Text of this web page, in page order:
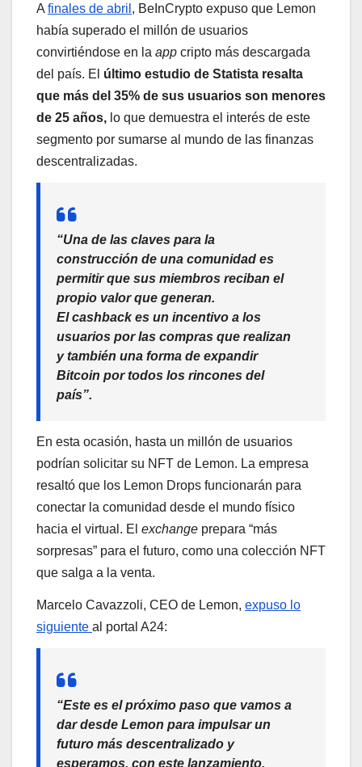
A finales de abril , BeInCrypto expuso que Lemon
había superado el millón de usuarios
convirtiéndose en la app cripto más descargada
del país. El último estudio de Statista resalta
que más del 35% de sus usuarios son menores
de 25 años, lo que demuestra el interés de este
segmento por sumarse al mundo de las finanzas
descentralizadas.
“Una de las claves para la
construcción de una comunidad es
permitir que sus miembros reciban el
propio valor que generan.
Elcashbackes un incentivo a los
usuarios por las compras que realizan
y también una forma de expandir
Bitcoin por todos los rincones del
país”.
En esta ocasión, hasta un millón de usuarios
podrían solicitar su NFT de Lemon. La empresa
resaltó que los Lemon Drops funcionarán para
conectar la comunidad desde el mundo físico
hacia el virtual. El exchange prepara “más
sorpresas” para el futuro, como una colección NFT
que salga a la venta.
Marcelo Cavazzoli, CEO de Lemon, expuso lo
siguiente al portal A24:
“Este es el próximo paso que vamos a
dar desde Lemon para impulsar un
futuro más descentralizado y
esperamos, con este lanzamiento,